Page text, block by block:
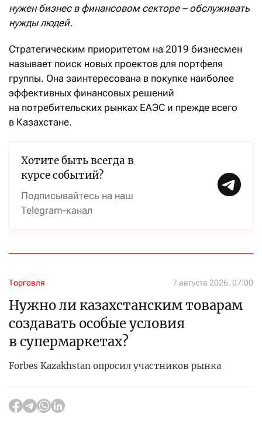
нужен бизнес в финансовом секторе – обслуживать
нужды людей.
Стратегическим приоритетом на 2019 бизнесмен
называет поиск новых проектов для портфеля
группы. Она заинтересована в покупке наиболее
эффективных финансовых решений
на потребительских рынках ЕАЭС и прежде всего
в Казахстане.
Хотите быть всегда в
курсе событий?
Подписывайтесь на наш
Telegram-канал
Торговля 7 августа 2026, 07:00
Нужно ли казахстанским товарам
создавать особые условия
в супермаркетах?
Forbes Kazakhstan опросил участников рынка